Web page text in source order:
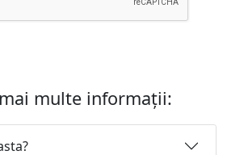
multe informații: